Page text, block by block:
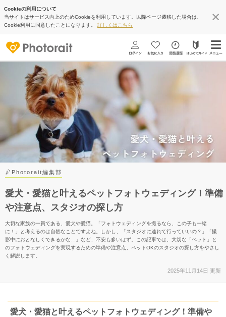
Cookieの利用について
当サイトはサービス向上のためCookieを利用しています。以降ページ遷移した場合は、
Cookie利用に同意したことになります。 詳しくはこちら
Photorait編集部
愛犬・愛猫と叶えるペットフォトウェディング！準備
や注意点、スタジオの探し方
大切な家族の一員である、愛犬や愛猫。「フォトウェディングを撮るなら、この子も一緒
に！」と考えるのは自然なことですよね。しかし、「スタジオに連れて行っていいの？」「撮
影中におとなしくできるかな…」など、不安も多いはず。この記事では、大切な「ペット」と
のフォトウェディングを実現するための準備や注意点、ペットOKのスタジオの探し方をやさし
く解説します。
2025年11月14日 更新
愛犬・愛猫と叶えるペットフォトウェディング！準備や